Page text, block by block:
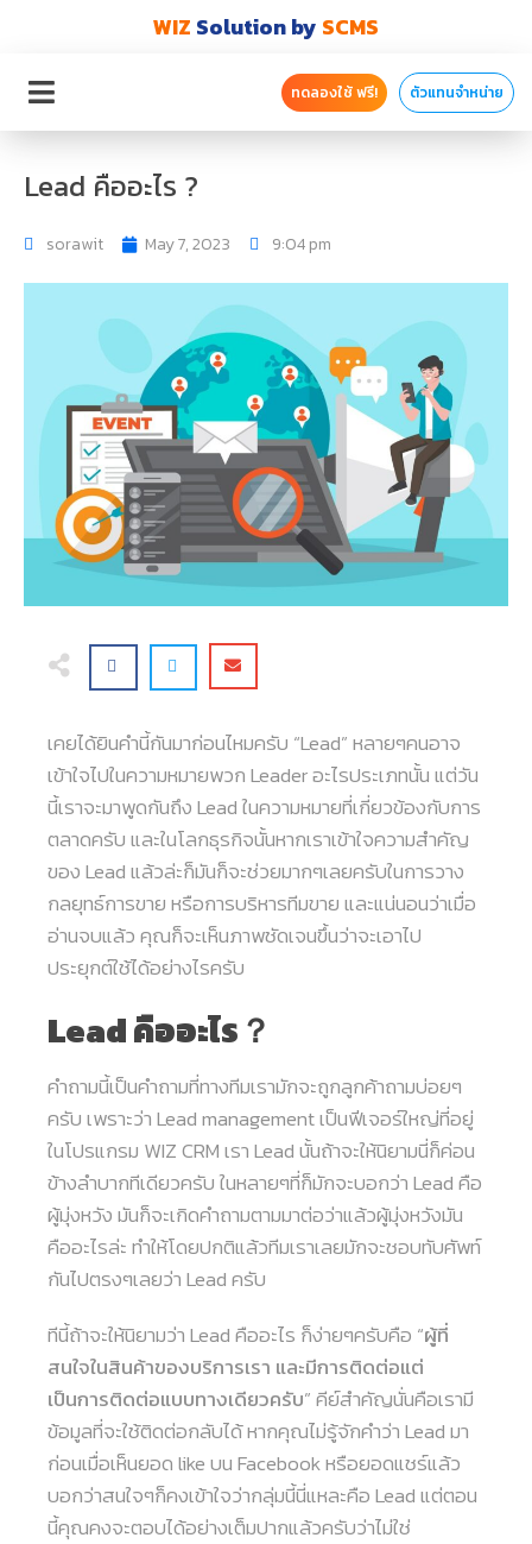
WIZ Solution by SCMS
ทดลองใช้ ฟรี! ตัวแทนจำหน่าย
Lead คืออะไร ?
sorawit May 7, 2023 9:04 pm
เคยได้ยินคำนี้กันมาก่อนไหมครับ “Lead” หลายๆคนอาจ
เข้าใจไปในความหมายพวก Leader อะไรประเภทนั้น แต่วัน
นี้เราจะมาพูดกันถึง Lead ในความหมายที่เกี่ยวข้องกับการ
ตลาดครับ และในโลกธุรกิจนั้นหากเราเข้าใจความสำคัญ
ของ Lead แล้วล่ะก็มันก็จะช่วยมากๆเลยครับในการวาง
กลยุทธ์การขาย หรือการบริหารทีมขาย และแน่นอนว่าเมื่อ
อ่านจบแล้ว คุณก็จะเห็นภาพชัดเจนขึ้นว่าจะเอาไป
ประยุกต์ใช้ได้อย่างไรครับ
Leadคืออะไร？
คำถามนี้เป็นคำถามที่ทางทีมเรามักจะถูกลูกค้าถามบ่อยๆ
ครับ เพราะว่า Lead management เป็นฟีเจอร์ใหญ่ที่อยู่
ในโปรแกรม WIZ CRM เรา Lead นั้นถ้าจะให้นิยามนี่ก็ค่อน
ข้างลำบากทีเดียวครับ ในหลายๆที่ก็มักจะบอกว่า Lead คือ
ผู้มุ่งหวัง มันก็จะเกิดคำถามตามมาต่อว่าแล้วผู้มุ่งหวังมัน
คืออะไรล่ะ ทำให้โดยปกติแล้วทีมเราเลยมักจะชอบทับศัพท์
กันไปตรงๆเลยว่า Lead ครับ
ทีนี้ถ้าจะให้นิยามว่า Lead คืออะไร ก็ง่ายๆครับคือ “ผู้ที่
สนใจในสินค้าของบริการเรา และมีการติดต่อแต่
เป็นการติดต่อแบบทางเดียวครับ” คีย์สำคัญนั่นคือเรามี
ข้อมูลที่จะใช้ติดต่อกลับได้ หากคุณไม่รู้จักคำว่า Lead มา
ก่อนเมื่อเห็นยอด like บน Facebook หรือยอดแชร์แล้ว
บอกว่าสนใจๆก็คงเข้าใจว่ากลุ่มนี้นี่แหละคือ Lead แต่ตอน
นี้คุณคงจะตอบได้อย่างเต็มปากแล้วครับว่าไม่ใช่